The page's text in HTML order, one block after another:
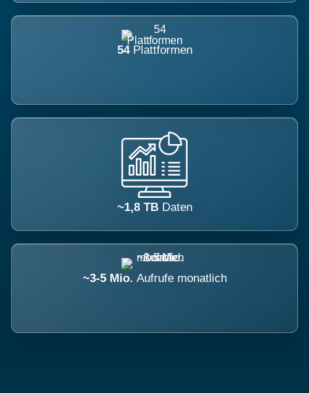
54 Plattformen
~1,8 TB Daten
~3-5 Mio. Aufrufe monatlich